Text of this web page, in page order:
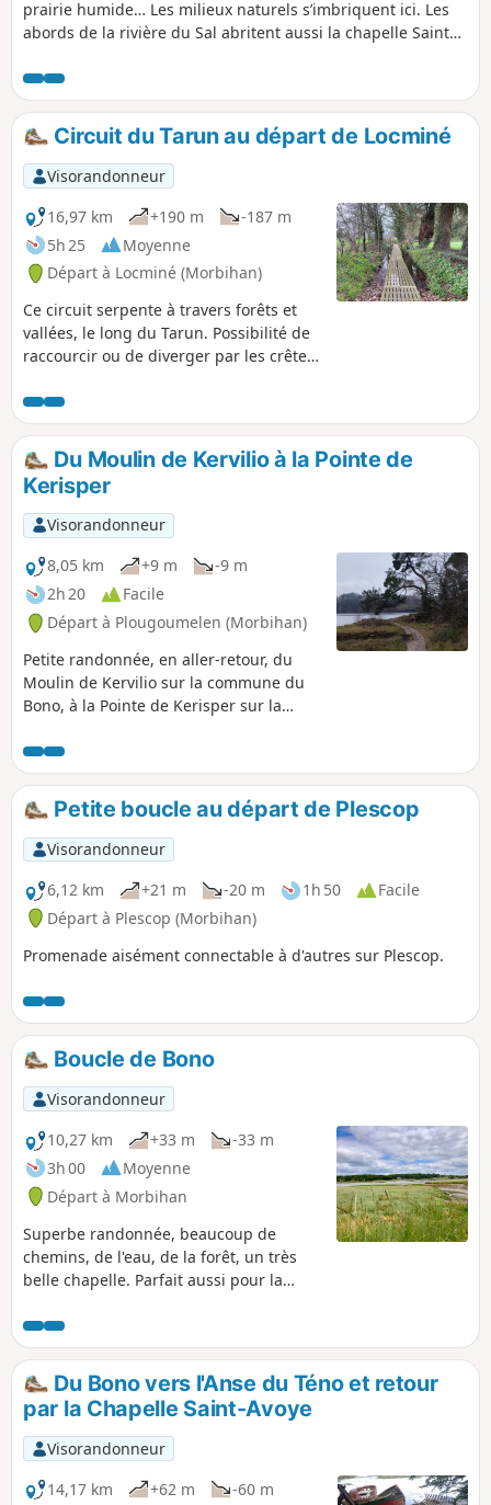
prairie humide… Les milieux naturels s’imbriquent ici. Les
abords de la rivière du Sal abritent aussi la chapelle Sainte-
Circuit du Tarun au départ de Locminé
Visorandonneur
16,97 km
+190 m
-187 m
5h 25
Moyenne
Départ à Locminé (Morbihan)
Ce circuit serpente à travers forêts et
vallées, le long du Tarun. Possibilité de
raccourcir ou de diverger par les crêtes.
nature bucolique
Du Moulin de Kervilio à la Pointe de
Kerisper
Visorandonneur
8,05 km
+9 m
-9 m
2h 20
Facile
Départ à Plougoumelen (Morbihan)
Petite randonnée, en aller-retour, du
Moulin de Kervilio sur la commune du
Bono, à la Pointe de Kerisper sur la
Rivière du Bono jusqu'à son
embouchure dans la Rivière d'Auray, en
traversant son port et son vieux pont
suspendu. Praticable en toute saison
mais avec de bonnes chaussures après
les pluies !
Petite boucle au départ de Plescop
Visorandonneur
6,12 km
+21 m -20 m 1h 50
Facile
Départ à Plescop (Morbihan)
Promenade aisément connectable à d'autres sur Plescop.
Boucle de Bono
Visorandonneur
10,27 km
+33 m
-33 m
3h 00
Moyenne
Départ à Morbihan
Superbe randonnée, beaucoup de
chemins, de l'eau, de la forêt, un très
belle chapelle. Parfait aussi pour la
Du Bono vers l'Anse du Téno et retour
par la Chapelle Saint-Avoye
Visorandonneur
14,17 km
+62 m
-60 m